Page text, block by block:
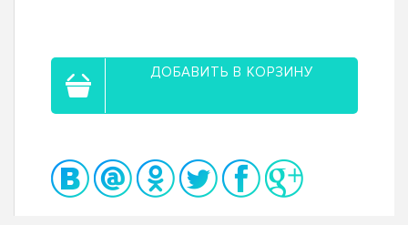
ДОБАВИТЬ В КОРЗИНУ